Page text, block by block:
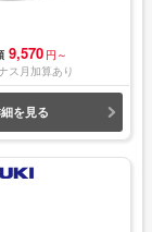
9,570 円～
ス月加算あり
を見る